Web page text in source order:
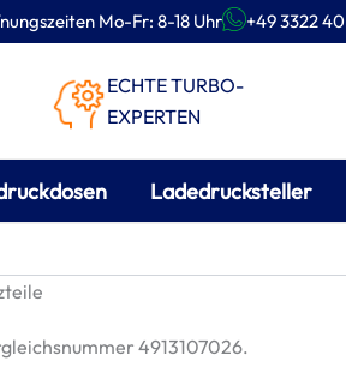
Mo-Fr: 8-18 Uhr +49 3322 40
ECHTE TURBO-
EXPERTEN
Ladedrucksteller
4913107026.